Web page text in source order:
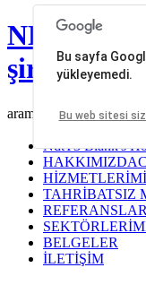
NDT
şirketleri
arama...
NdtT3 Blank's
HAKKIMIZDA
TAHRİBATSIZ
REFERANSLAR
BELGELER
İLETİŞİM
Bu sayfa
yükleyemedi.
Bu web sitesi